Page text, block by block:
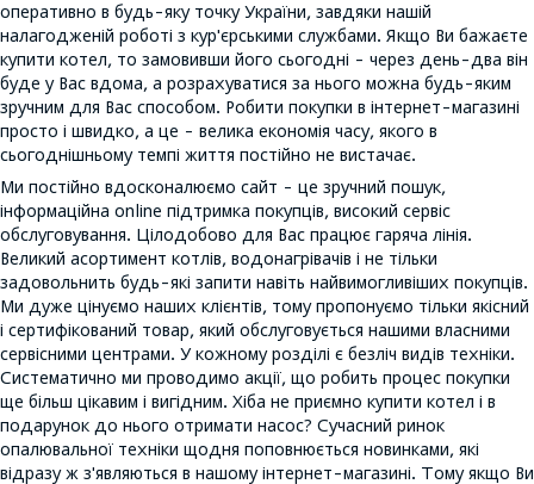
оперативно в будь-яку точку України, завдяки нашій
налагодженій роботі з кур'єрськими службами. Якщо Ви бажаєте
купити котел, то замовивши його сьогодні - через день-два він
буде у Вас вдома, а розрахуватися за нього можна будь-яким
зручним для Вас способом. Робити покупки в інтернет-магазині
просто і швидко, а це - велика економія часу, якого в
сьогоднішньому темпі життя постійно не вистачає.
Ми постійно вдосконалюємо сайт - це зручний пошук,
інформаційна online підтримка покупців, високий сервіс
обслуговування. Цілодобово для Вас працює гаряча лінія.
Великий асортимент котлів, водонагрівачів і не тільки
задовольнить будь-які запити навіть найвимогливіших покупців.
Ми дуже цінуємо наших клієнтів, тому пропонуємо тільки якісний
і сертифікований товар, який обслуговується нашими власними
сервісними центрами. У кожному розділі є безліч видів техніки.
Систематично ми проводимо акції, що робить процес покупки
ще більш цікавим і вигідним. Хіба не приємно купити котел і в
подарунок до нього отримати насос? Сучасний ринок
опалювальної техніки щодня поповнюється новинками, які
відразу ж з'являються в нашому інтернет-магазині. Тому якщо Ви